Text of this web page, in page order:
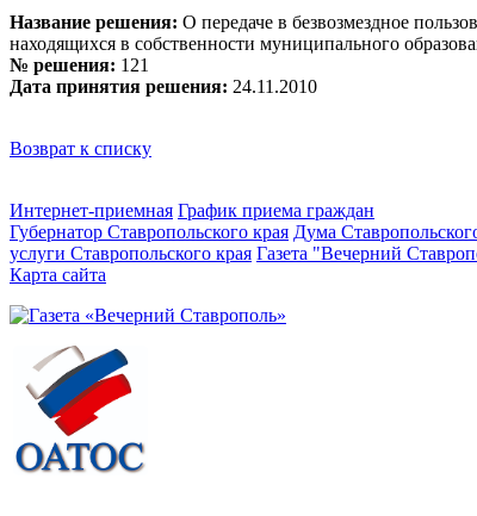
Название решения: О передаче в безвозмездное
находящихся в собственности муниципального
№ решения: 121
Дата принятия решения: 24.11.2010
Возврат к списку
Интернет-приемная График приема граждан
Губернатор Ставропольского края Дума
услуги Ставропольского края Газета "Вечерний
Карта сайта